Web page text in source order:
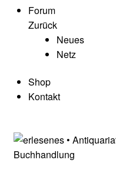
Forum
Zurück
Neues
Netz
Shop
Kontakt